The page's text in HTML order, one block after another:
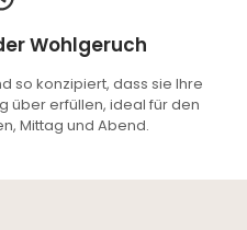
Wohlgeruch
so konzipiert, dass sie Ihre
über erfüllen, ideal für den
Mittag und Abend.